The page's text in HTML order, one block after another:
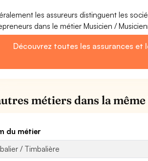
les assureurs distinguent les
dans le métier Musicien /
Découvrez toutes les assurances
métiers dans la
du métier
/ Timbalière